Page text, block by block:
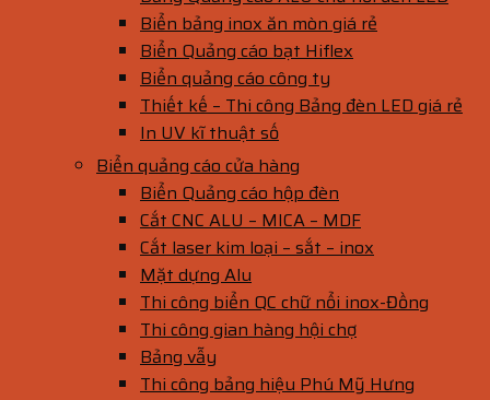
Biển bảng inox ăn mòn giá rẻ
Biển Quảng cáo bạt Hiflex
Biển quảng cáo công ty
Thiết kế – Thi công Bảng đèn LED giá rẻ
In UV kĩ thuật số
Biển quảng cáo cửa hàng
Biển Quảng cáo hộp đèn
Cắt CNC ALU – MICA – MDF
Cắt laser kim loại – sắt – inox
Mặt dựng Alu
Thi công biển QC chữ nổi inox-Đồng
Thi công gian hàng hội chợ
Bảng vẫy
Thi công bảng hiệu Phú Mỹ Hưng